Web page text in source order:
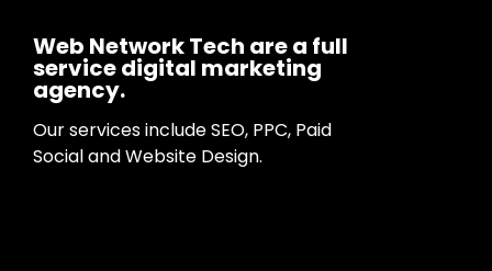
Web Network Tech are a full
service digital marketing
agency.
Our services include SEO, PPC, Paid
Social and Website Design.